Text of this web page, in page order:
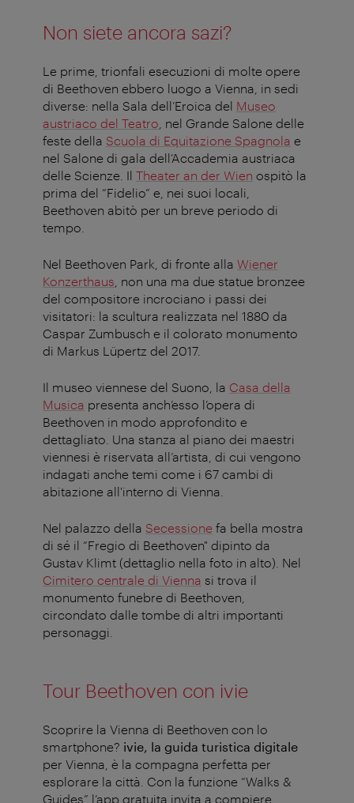
Non siete ancora sazi?
Le prime, trionfali esecuzioni di molte opere
di Beethoven ebbero luogo a Vienna, in sedi
diverse: nella Sala dell’Eroica del Museo
austriaco del Teatro , nel Grande Salone delle
feste della Scuola di Equitazione Spagnola e
nel Salone di gala dell’Accademia austriaca
delle Scienze. Il Theater an der Wien ospitò la
prima del “Fidelio” e, nei suoi locali,
Beethoven abitò per un breve periodo di
tempo.
Nel Beethoven Park, di fronte alla Wiener
Konzerthaus , non una ma due statue bronzee
del compositore incrociano i passi dei
visitatori: la scultura realizzata nel 1880 da
Caspar Zumbusch e il colorato monumento
di Markus Lüpertz del 2017.
Il museo viennese del Suono, la Casa della
Musica presenta anch’esso l’opera di
Beethoven in modo approfondito e
dettagliato. Una stanza al piano dei maestri
viennesi è riservata all’artista, di cui vengono
indagati anche temi come i 67 cambi di
abitazione all'interno di Vienna.
Nel palazzo della Secessione fa bella mostra
di sé il “Fregio di Beethoven" dipinto da
Gustav Klimt (dettaglio nella foto in alto). Nel
Cimitero centrale di Vienna si trova il
monumento funebre di Beethoven,
circondato dalle tombe di altri importanti
personaggi.
Tour Beethoven con ivie
Scoprire la Vienna di Beethoven con lo
smartphone? ivie, la guida turistica digitale
per Vienna, è la compagna perfetta per
esplorare la città. Con la funzione “Walks &
Guides” l’app gratuita invita a compiere